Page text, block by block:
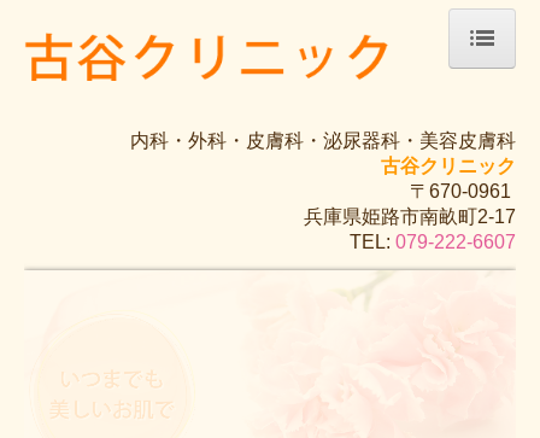
院長紹介
予防接種
アクセス
内科・外科・皮膚科・泌尿器科・美容皮膚科
古谷クリニック
〒670-0961
兵庫県姫路市南畝町2-17
TEL: 079-222-6607